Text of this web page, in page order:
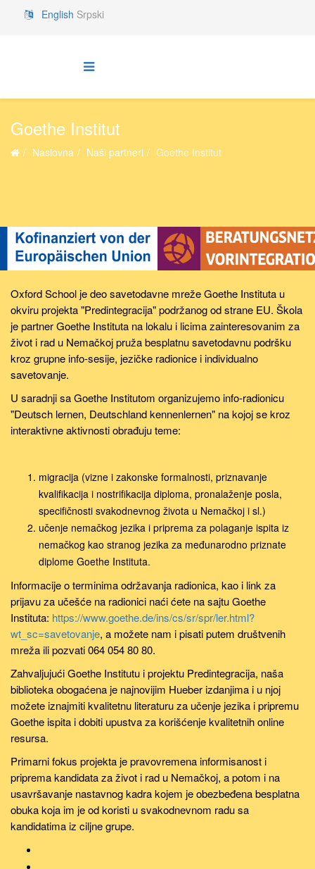
English Srpski
Goethe Institut
Naslovna Naši partneri Goethe Institut
Oxford School je deo savetodavne mreže Goethe Instituta u
okviru projekta "Predintegracija" podržanog od strane EU. Škola
je partner Goethe Instituta na lokalu i licima zainteresovanim za
život i rad u Nemačkoj pruža besplatnu savetodavnu podršku
kroz grupne info-sesije, jezičke radionice i individualno
savetovanje.
U saradnji sa Goethe Institutom organizujemo info-radionicu
"Deutsch lernen, Deutschland kennenlernen" na kojoj se kroz
interaktivne aktivnosti obrađuju teme:
migracija (vizne i zakonske formalnosti, priznavanje
kvalifikacija i nostrifikacija diploma, pronalaženje posla,
specifičnosti svakodnevnog života u Nemačkoj i sl.)
učenje nemačkog jezika i priprema za polaganje ispita iz
nemačkog kao stranog jezika za međunarodno priznate
diplome Goethe Instituta.
Informacije o terminima održavanja radionica, kao i link za
prijavu za učešće na radionici naći ćete na sajtu Goethe
Instituta: https://www.goethe.de/ins/cs/sr/spr/ler.html?
wt_sc=savetovanje, a možete nam i pisati putem društvenih
mreža ili pozvati 064 054 80 80.
Zahvaljujući Goethe Institutu i projektu Predintegracija, naša
biblioteka obogaćena je najnovijim Hueber izdanjima i u njoj
možete iznajmiti kvalitetnu literaturu za učenje jezika i pripremu
Goethe ispita i dobiti upustva za korišćenje kvalitetnih online
resursa.
Primarni fokus projekta je pravovremena informisanost i
priprema kandidata za život i rad u Nemačkoj, a potom i na
usavršavanje nastavnog kadra kojem je obezbeđena besplatna
obuka koja im je od koristi u svakodnevnom radu sa
kandidatima iz ciljne grupe.